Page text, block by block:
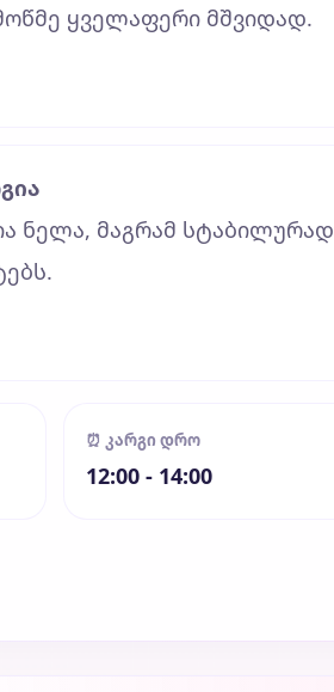
ყველაფერი მშვიდად.
ნელა, მაგრამ სტაბილურად
⏰ კარგი დრო
12:00 - 14:00